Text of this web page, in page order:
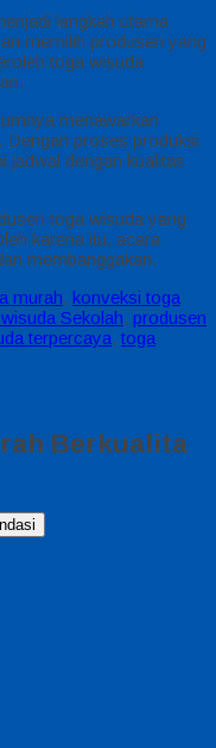
langkah utama
memilih produsen yang
toga wisuda
menawarkan
Dengan proses produksi
jadwal dengan kualitas
toga wisuda yang
karena itu, acara
membanggakan.
murah, konveksi toga
Sekolah, produsen
terpercaya, toga
Berkualita